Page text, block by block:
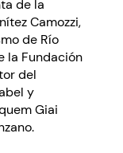
de la
Camozzi,
de Río
la Fundación
del
y
Giai